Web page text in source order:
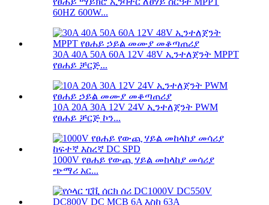
60HZ 600W...
30A 40A 50A 60A 12V 48V ኢንተለጀንት MPPT
የፀሐይ ቻርጅ...
10A 20A 30A 12V 24V ኢንተለጀንት PWM
የፀሐይ ቻርጅ ኮን...
1000V የፀሐይ የውጪ ሃይል መከላከያ መሳሪያ
ጭማሪ አር...